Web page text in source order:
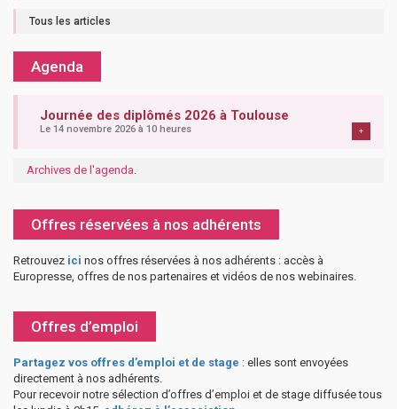
Tous les articles
Agenda
Journée des diplômés 2026 à Toulouse
Le 14 novembre 2026 à 10 heures +
Archives de l'agenda
Offres réservées à nos adhérents
Retrouvez ici nos offres réservées à nos adhérents : accès à
Europresse, offres de nos partenaires et vidéos de nos webinaires.
Offres d’emploi
Partagez vos offres d’emploi et de stage : elles sont envoyées
directement à nos adhérents.
Pour recevoir notre sélection d’offres d’emploi et de stage diffusée tous